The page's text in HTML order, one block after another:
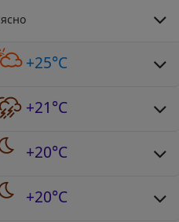
ясно
+25°C
+21°C
+20°C
+20°C